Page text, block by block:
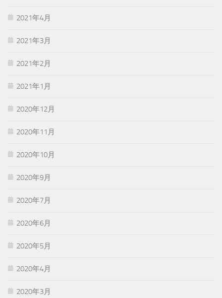
2021年4月
2021年3月
2021年2月
2021年1月
2020年12月
2020年11月
2020年10月
2020年9月
2020年7月
2020年6月
2020年5月
2020年4月
2020年3月